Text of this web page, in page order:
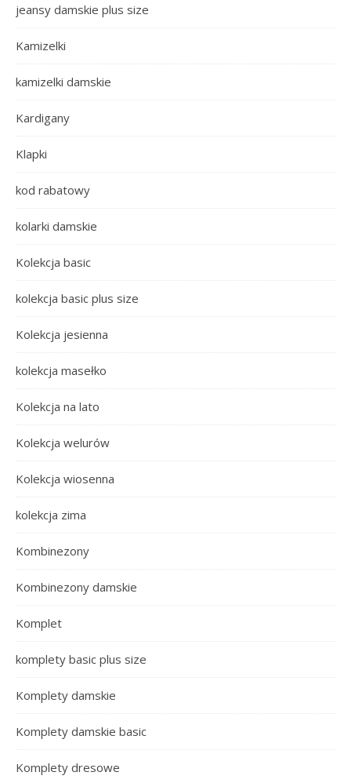
jeansy damskie plus size
Kamizelki
kamizelki damskie
Kardigany
Klapki
kod rabatowy
kolarki damskie
Kolekcja basic
kolekcja basic plus size
Kolekcja jesienna
kolekcja masełko
Kolekcja na lato
Kolekcja welurów
Kolekcja wiosenna
kolekcja zima
Kombinezony
Kombinezony damskie
Komplet
komplety basic plus size
Komplety damskie
Komplety damskie basic
Komplety dresowe